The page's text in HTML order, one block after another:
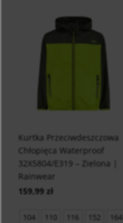
Kurtka Przeciwdeszczowa
Chłopięca Waterproof
32X5804/E319 – Zielona |
Rainwear
159,99 zł
104 110 116 152
164